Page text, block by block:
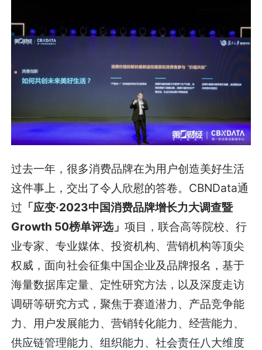
过去一年，很多消费品牌在为用户创造美好生活
这件事上，交出了令人欣慰的答卷。CBNData通
过 「应变·2023中国消费品牌增长力大调查暨
Growth 50榜单评选」项目，联合高等院校、行
业专家、专业媒体、投资机构、营销机构等顶尖
权威，面向社会征集中国企业及品牌报名，基于
海量数据库定量、定性研究方法，以及深度走访
调研等研究方式，聚焦于赛道潜力、产品竞争能
力、用户发展能力、营销转化能力、经营能力、
供应链管理能力、组织能力、社会责任八大维度